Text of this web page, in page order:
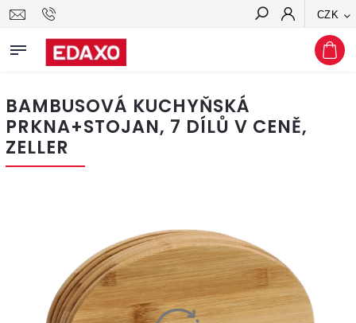
CZK
Hledat
BAMBUSOVÁ KUCHYŇSKÁ
PRKNA+STOJAN, 7 DÍLŮ V CENĚ,
ZELLER